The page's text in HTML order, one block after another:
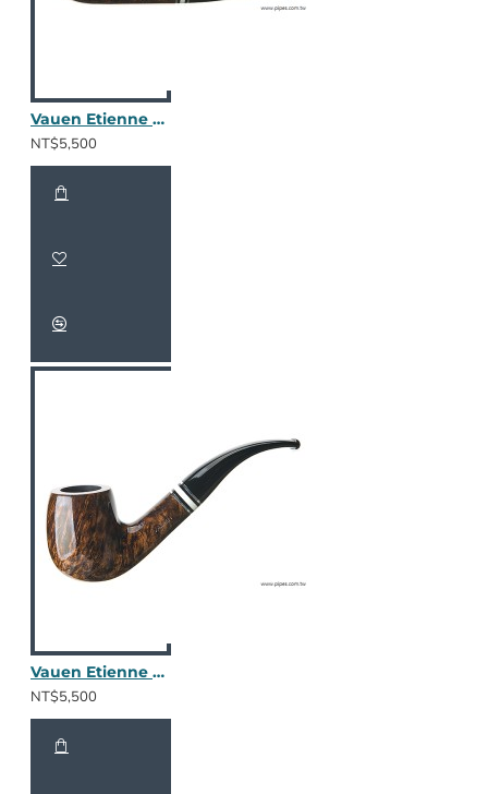
Vauen Etienne ET111
NT$5,500
Vauen Etienne ET127
NT$5,500